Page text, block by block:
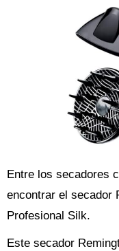
Entre los secadores
encontrar el secador
Profesional Silk.
Este secador